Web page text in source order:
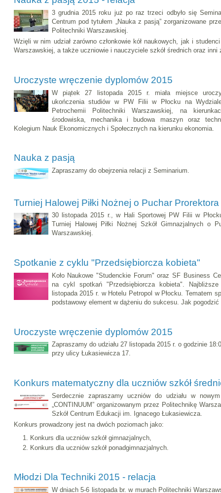
3 grudnia 2015 roku już po raz trzeci odbyło się
Centrum pod tytułem „Nauka z pasją” zorganizowane
Politechniki Warszawskiej.
Wzięli w nim udział zarówno członkowie kół naukowych, jak i
Warszawskiej, a także uczniowie i nauczyciele szkół średnich oraz inni
Uroczyste wręczenie dyplomów 2015
W piątek 27 listopada 2015 r. miała miejsce
ukończenia studiów w PW Filii w Płocku na
Petrochemii Politechniki Warszawskiej, na
środowiska, mechanika i budowa maszyn oraz
Kolegium Nauk Ekonomicznych i Społecznych na kierunku ekonomia.
Nauka z pasją
Zapraszamy do obejrzenia relacji z Seminarium.
Turniej Halowej Piłki Nożnej o Puchar
30 listopada 2015 r., w Hali Sportowej PW Filii w
Turniej Halowej Piłki Nożnej Szkół Gimnazjalnych o
Warszawskiej.
Spotkanie z cyklu "Przedsiębiorcza kobieta"
Koło Naukowe "Studenckie Forum" oraz SF Business
na cykl spotkań "Przedsiębiorcza kobieta".
listopada 2015 r. w Hotelu Petropol w Płocku. Tematem
podstawowy element w dążeniu do sukcesu. Jak
Uroczyste wręczenie dyplomów 2015
Zapraszamy do udziału 27 listopada 2015 r. o godzinie
przy ulicy Łukasiewicza 17.
Konkurs matematyczny dla uczniów szkół
Serdecznie zapraszamy uczniów do udziału w
„CONTINUUM” organizowanym przez Politechnikę
Szkół Centrum Edukacji im. Ignacego Łukasiewicza.
Konkurs prowadzony jest na dwóch poziomach jako:
Konkurs dla uczniów szkół gimnazjalnych,
Konkurs dla uczniów szkół ponadgimnazjalnych.
Młodzi Dla Techniki 2015 - relacja
W dniach 5-6 listopada br. w murach Politechniki